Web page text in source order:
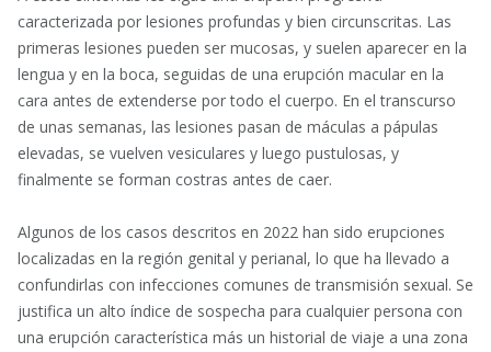
caracterizada por lesiones profundas y bien circunscritas. Las
primeras lesiones pueden ser mucosas, y suelen aparecer en la
lengua y en la boca, seguidas de una erupción macular en la
cara antes de extenderse por todo el cuerpo. En el transcurso
de unas semanas, las lesiones pasan de máculas a pápulas
elevadas, se vuelven vesiculares y luego pustulosas, y
finalmente se forman costras antes de caer.
Algunos de los casos descritos en 2022 han sido erupciones
localizadas en la región genital y perianal, lo que ha llevado a
confundirlas con infecciones comunes de transmisión sexual. Se
justifica un alto índice de sospecha para cualquier persona con
una erupción característica más un historial de viaje a una zona